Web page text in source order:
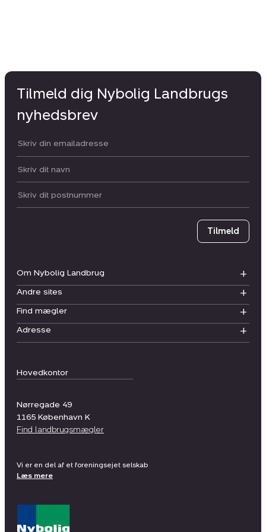
Hovedkontor
Nørregade 49
1165 København K
Find landbrugsmægler
Om Nybolig Landbrug
Andre sites
Find mægler
Adresse
Tilmeld dig Nybolig Landbrugs
nyhedsbrev
Din email:
Dit navn:
Postnummer
Tilmeld
Vi er en del af et foreningsejet selskab
Læs mere